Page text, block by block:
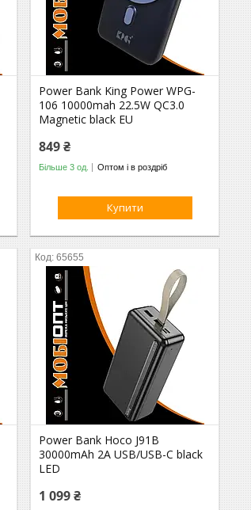
Power Bank King Power WPG-
106 10000mah 22.5W QC3.0
Magnetic black EU
849 ₴
Більше 3 од. Оптом і в роздріб
Купити
65655
Power Bank Hoco J91B
30000mAh 2A USB/USB-C black
LED
1 099 ₴